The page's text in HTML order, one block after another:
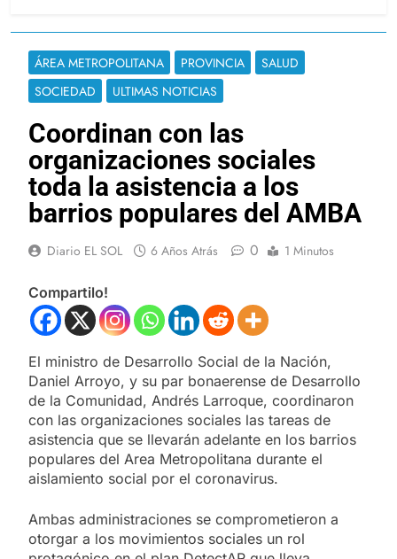
ÁREA METROPOLITANA PROVINCIA
SALUD
SOCIEDAD
ULTIMAS NOTICIAS
Coordinan con las
organizaciones sociales
toda la asistencia a los
barrios populares del AMBA
Diario EL SOL 6 Años Atrás 0 1 Minutos
Compartilo!
El ministro de Desarrollo Social de la Nación,
Daniel Arroyo, y su par bonaerense de Desarrollo
de la Comunidad, Andrés Larroque, coordinaron
con las organizaciones sociales las tareas de
asistencia que se llevarán adelante en los barrios
populares del Area Metropolitana durante el
aislamiento social por el coronavirus.
Ambas administraciones se comprometieron a
otorgar a los movimientos sociales un rol